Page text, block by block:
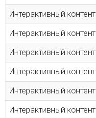
Интерактивный контент
Интерактивный контент
Интерактивный контент
Интерактивный контент
Интерактивный контент
Интерактивный контент